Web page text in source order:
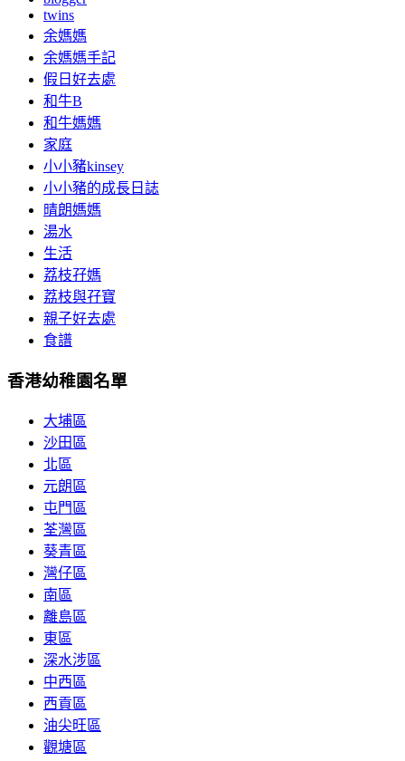
twins
余媽媽
余媽媽手記
假日好去處
和牛B
和牛媽媽
家庭
小小豬kinsey
小小豬的成長日誌
晴朗媽媽
湯水
生活
荔枝孖媽
荔枝與孖寶
親子好去處
食譜
香港幼稚園名單
大埔區
沙田區
北區
元朗區
屯門區
荃灣區
葵青區
灣仔區
南區
離島區
東區
深水涉區
中西區
西貢區
油尖旺區
觀塘區